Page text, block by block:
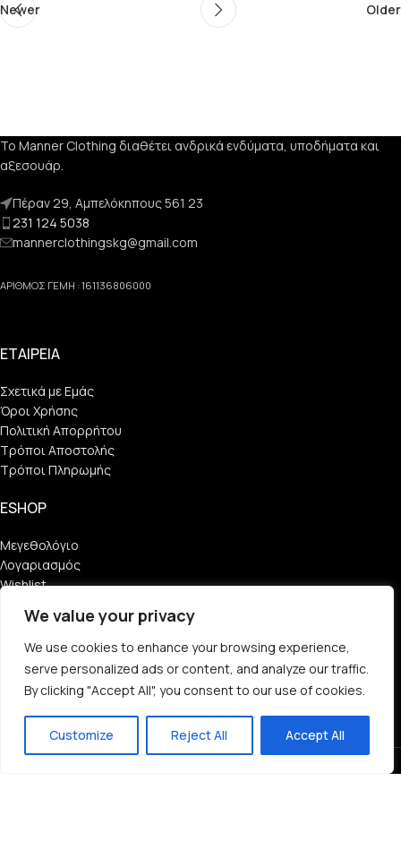
We value your privacy
We use cookies to enhance your browsing experience,
serve personalized ads or content, and analyze our traffic.
By clicking "Accept All", you consent to our use of cookies.
Customize Reject All Accept All
Newer Older
Το Manner Clothing διαθέτει ανδρικά ενδύματα, υποδήματα και
αξεσουάρ.
Πέραν 29, Αμπελόκηπους 561 23
231 124 5038
mannerclothingskg@gmail.com
ΑΡΙΘΜΟΣ ΓΕΜΗ : 161136806000
ΕΤΑΙΡΕΙΑ
Σχετικά με Εμάς
Όροι Χρήσης
Πολιτική Απορρήτου
Τρόποι Αποστολής
Τρόποι Πληρωμής
ESHOP
Μεγεθολόγιο
Λογαριασμός
Wishlist
Χαμένος Κωδικός
SOCIAL MEDIA
Find Us
Follow Us
Copyright © 2023 Manner Clothing